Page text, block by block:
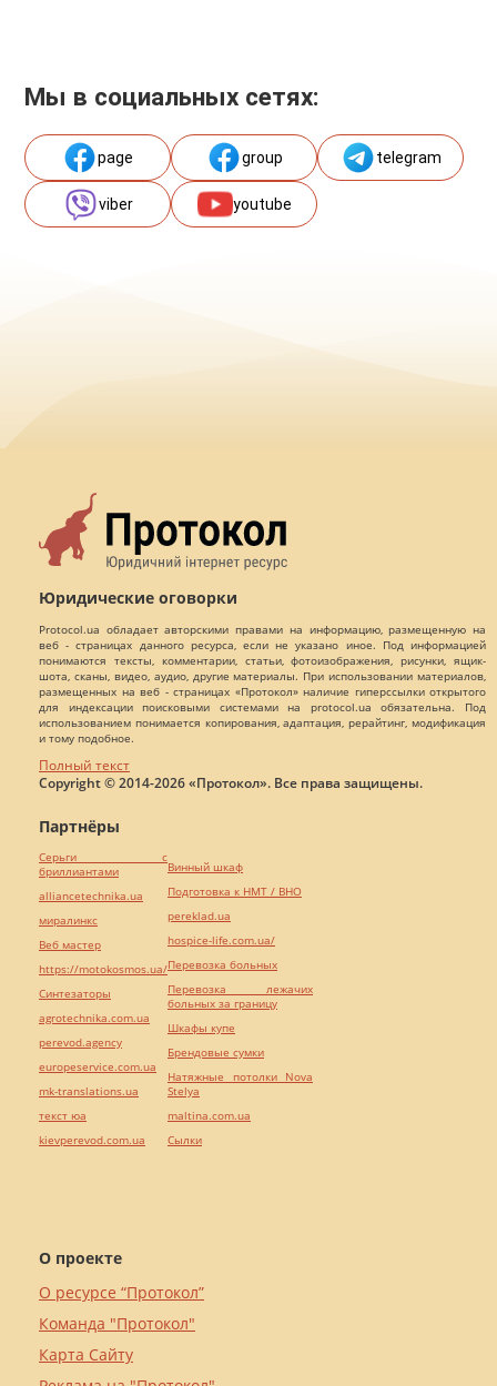
Мы в социальных сетях:
page group telegram
viber youtube
Юридические оговорки
Protocol.ua обладает авторскими правами на информацию, размещенную на
веб - страницах данного ресурса, если не указано иное. Под информацией
понимаются тексты, комментарии, статьи, фотоизображения, рисунки, ящик-
шота, сканы, видео, аудио, другие материалы. При использовании материалов,
размещенных на веб - страницах «Протокол» наличие гиперссылки открытого
для индексации поисковыми системами на protocol.ua обязательна. Под
использованием понимается копирования, адаптация, рерайтинг, модификация
и тому подобное.
Полный текст
Copyright © 2014-2026 «Протокол». Все права защищены.
О проекте
О ресурсе “Протокол”
Команда "Протокол"
Карта Сайту
Партнёры
Серьги с
бриллиантами
alliancetechnika.ua
миралинкс
Веб мастер
https://motokosmos.ua/
Синтезаторы
agrotechnika.com.ua
perevod.agency
europeservice.com.ua
mk-translations.ua
текст юа
kievperevod.com.ua
Винный шкаф
Подготовка к НМТ / ВНО
pereklad.ua
hospice-life.com.ua/
Перевозка больных
Перевозка лежачих
больных за границу
Шкафы купе
Брендовые сумки
Натяжные потолки Nova
Stelya
maltina.com.ua
Cылки